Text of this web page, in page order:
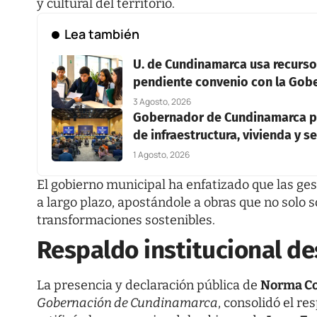
y cultural del territorio.
Lea también
U. de Cundinamarca usa
pendiente convenio con la
3 Agosto, 2026
Gobernador de Cundinamarca
de infraestructura, vivienda y
1 Agosto, 2026
El gobierno municipal ha enfatizado que las
a largo plazo, apostándole a obras que no
transformaciones sostenibles.
Respaldo institucional
La presencia y declaración pública de Norma
Gobernación de Cundinamarca, consolidó el